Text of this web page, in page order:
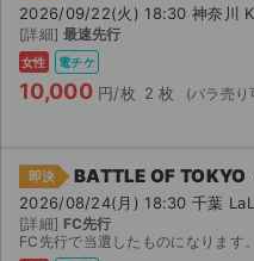
2026/09/22(火) 18:30 神奈川
[詳細] 最速先行
女性 電チケ
10,000 円/枚 2 枚
即決 BATTLE OF TOKYO
2026/08/24(月) 18:30 千葉
[詳細] FC先行
FC先行で当選したものになります。